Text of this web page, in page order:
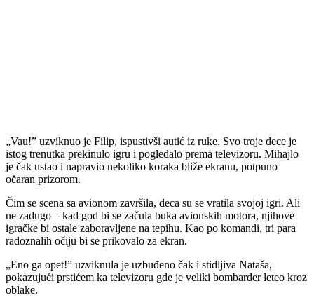
„Vau!” uzviknuo je Filip, ispustivši autić iz ruke. Svo troje dece je
istog trenutka prekinulo igru i pogledalo prema televizoru. Mihajlo
je čak ustao i napravio nekoliko koraka bliže ekranu, potpuno
očaran prizorom.
Čim se scena sa avionom završila, deca su se vratila svojoj igri. Ali
ne zadugo – kad god bi se začula buka avionskih motora, njihove
igračke bi ostale zaboravljene na tepihu. Kao po komandi, tri para
radoznalih očiju bi se prikovalo za ekran.
„Eno ga opet!” uzviknula je uzbuđeno čak i stidljiva Nataša,
pokazujući prstićem ka televizoru gde je veliki bombarder leteo kroz
oblake.